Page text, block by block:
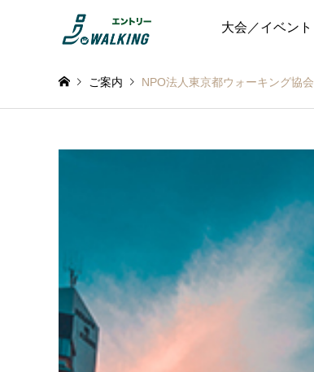
大会／イベント
ご案内 NPO法人東京都ウォーキング協会